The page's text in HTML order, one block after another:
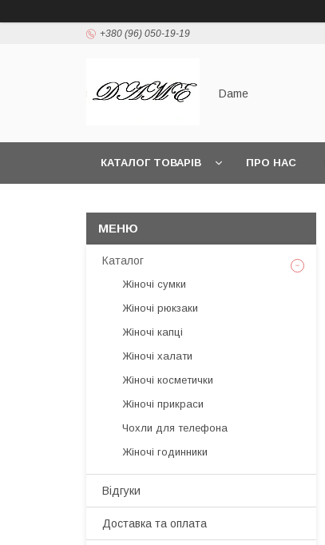
+380 (96) 050-19-19
Dame
КАТАЛОГ ТОВАРІВ ПРО НАС
Каталог
Жіночі сумки
Жіночі рюкзаки
Жіночі капці
Жіночі халати
Жіночі косметички
Жіночі прикраси
Чохли для телефона
Жіночі годинники
Відгуки
Доставка та оплата